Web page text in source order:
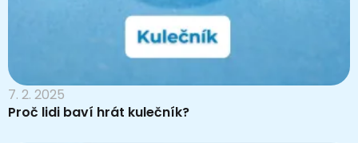
7. 2. 2025
Proč lidi baví hrát kulečník?